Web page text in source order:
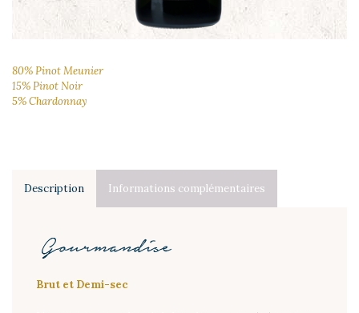
Accueil
80% Pinot Meunier
15% Pinot Noir
5% Chardonnay
Description Informations complémentaires
Brut et Demi-sec